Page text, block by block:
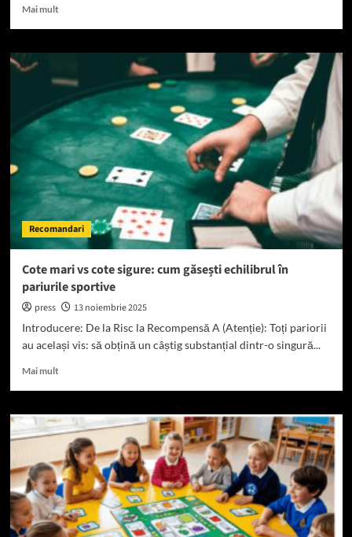
Mai multRead
Conținut
articole
care
trafic
ani
la
rând
Recomandari
Cote mari vs cote sigure: cum găsești echilibrul în
pariurile sportive
press
13 noiembrie 2025
Introducere: De la Risc la Recompensă A (Atenție): Toți pariorii
au același vis: să obțină un câștig substanțial dintr-o singură...
Mai multRead
Cote
mari
cote
sigure:
cum
găsești
echilibrul
în